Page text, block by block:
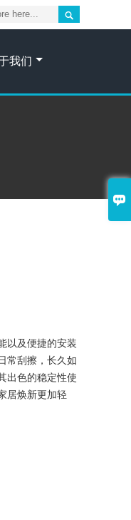


我们
以及便捷的安装
常刮擦，长久如
出色的稳定性使
居焕新更加轻